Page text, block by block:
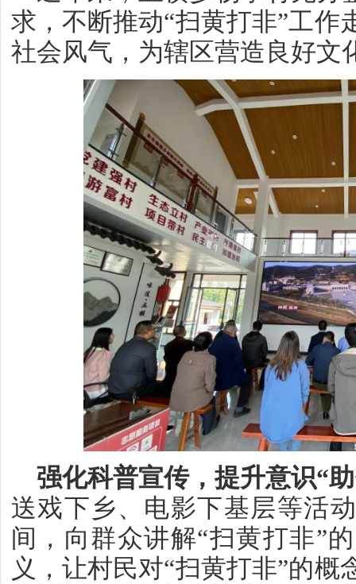
求，不断推动“扫黄打非”工作
社会风气，为辖区营造良好文
强化科普宣传，提升意识“
送戏下乡、电影下基层等活
间，向群众讲解“扫黄打非”
义，让村民对“扫黄打非”的